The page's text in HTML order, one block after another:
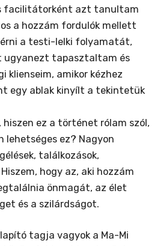
facilitátorként azt tanultam
a hozzám fordulók mellett
a testi-lelki folyamatát,
ugyanezt tapasztaltam és
klienseim, amikor kézhez
egy ablak kinyílt a tekintetük
ez a történet rólam szól,
lehetséges ez? Nagyon
találkozások,
hogy az, aki hozzám
önmagát, az élet
és a szilárdságot.
tagja vagyok a Ma-Mi